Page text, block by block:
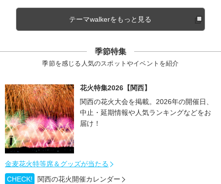
テーマwalkerをもっと見る
季節特集
季節を感じる人気のスポットやイベントを紹介
花火特集2026【関西】
関西の花火大会を掲載。2026年の開催日、
中止・延期情報や人気ランキングなどをお
届け！
金麦花火特等席＆グッズが当たる
CHECK!
関西の花火開催カレンダー